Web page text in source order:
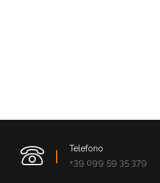
Telefono
+39 099 59 35 379